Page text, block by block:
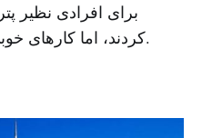
برای افرادی نظیر
کردند، اما کارهای خوبی هم در پرونده‌یشان داشتند.